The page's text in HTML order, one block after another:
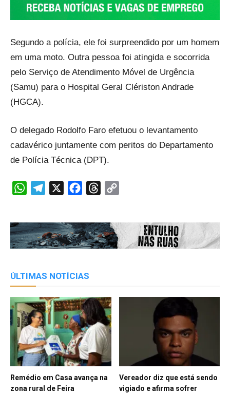
Segundo a polícia, ele foi surpreendido por um homem
em uma moto. Outra pessoa foi atingida e socorrida
pelo Serviço de Atendimento Móvel de Urgência
(Samu) para o Hospital Geral Clériston Andrade
(HGCA).
O delegado Rodolfo Faro efetuou o levantamento
cadavérico juntamente com peritos do Departamento
de Polícia Técnica (DPT).
WhatsAppTelegram FacebookThreads
ÚLTIMAS NOTÍCIAS
Remédio em Casa avança na
zona rural de Feira
Vereador diz que está sendo
vigiado e afirma sofrer